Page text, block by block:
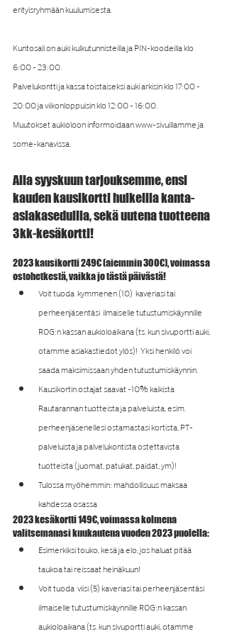
erityisryhmään kuulumisesta.
Kuntosali on auki kulkutunnisteilla ja PIN-koodeilla klo
6:00 - 23:00.
Palvelukontti ja kassa toistaiseksi auki arkisin klo 17:00 -
20:00 ja viikonloppuisin klo 12:00 - 16:00.
Muutokset aukioloon informoidaan www-sivuillamme ja
some-kanavissa.
Alla syyskuun tarjouksemme, ensi
kauden kausikortti huikeilla kanta-
asiakaseduilla, sekä uutena tuotteena
3kk-kesäkortti!
2023 kausikortti 249€ (aiemmin 300€), voimassa
ostohetkestä, vaikka jo tästä päivästä!
Voit tuoda  kymmenen (10)  kaveriasi tai
perheenjäsentäsi  ilmaiselle tutustumiskäynnille
ROG:n kassan aukioloaikana (ts. kun sivuportti auki,
otamme asiakastiedot ylös)!  Yksi henkilö voi
saada maksimissaan yhden tutustumiskäynnin.
Kausikortin ostajat saavat -10% kaikista
Rautarannan tuotteista ja palveluista, esim.
perheenjäsenellesi ostamastasi kortista, PT-
palveluista ja palvelukontista ostettavista
tuotteista (juomat, patukat, paidat, ym)!
Tulossa myöhemmin: mahdollisuus maksaa
kahdessa osassa
2023 kesäkortti 149€, voimassa kolmena
valitsemanasi kuukautena vuoden 2023 puolella:
Esimerkiksi touko, kesä ja elo, jos haluat pitää
taukoa tai reissaat heinäkuun!
Voit tuoda  viisi (5) kaveriasi tai perheenjäsentäsi
ilmaiselle tutustumiskäynnille ROG:n kassan
aukioloaikana (ts. kun sivuportti auki, otamme